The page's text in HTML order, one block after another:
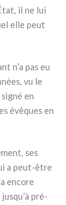
il ne lui
elle peut
n’a pas eu
vu le
en
évê­ques en
ses
a peut-être
enco­re
pré­